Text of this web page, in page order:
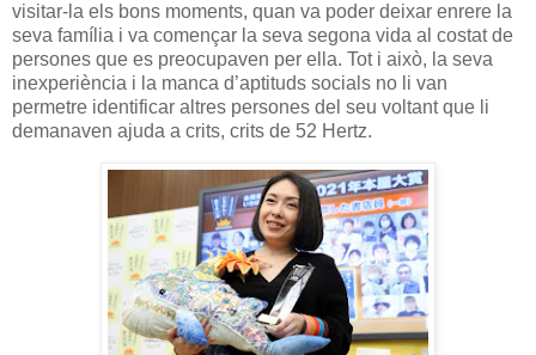
visitar-la els bons moments, quan va poder deixar enrere la
seva família i va començar la seva segona vida al costat de
persones que es preocupaven per ella. Tot i això, la seva
inexperiència i la manca d’aptituds socials no li van
permetre identificar altres persones del seu voltant que li
demanaven ajuda a crits, crits de 52 Hertz.